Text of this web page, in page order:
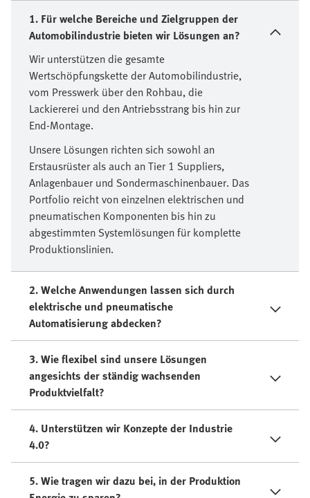
1. Für welche Bereiche und Zielgruppen der
Automobilindustrie bieten wir Lösungen an?
Wir unterstützen die gesamte
Wertschöpfungskette der Automobilindustrie,
vom Presswerk über den Rohbau, die
Lackiererei und den Antriebsstrang bis hin zur
End-Montage.
Unsere Lösungen richten sich sowohl an
Erstausrüster als auch an Tier 1 Suppliers,
Anlagenbauer und Sondermaschinenbauer. Das
Portfolio reicht von einzelnen elektrischen und
pneumatischen Komponenten bis hin zu
abgestimmten Systemlösungen für komplette
Produktionslinien.
2. Welche Anwendungen lassen sich durch
elektrische und pneumatische
Automatisierung abdecken?
3. Wie flexibel sind unsere Lösungen
angesichts der ständig wachsenden
Produktvielfalt?
4. Unterstützen wir Konzepte der Industrie
4.0?
5. Wie tragen wir dazu bei, in der Produktion